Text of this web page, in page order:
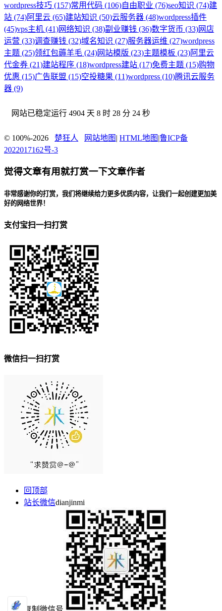
wordpress技巧 (157)常用代码 (106)自由职业 (76)seo知识 (74)建
站 (74)阿里云 (65)建站知识 (50)云服务器 (48)wordpress插件
(45)vps主机 (41)网络知识 (38)副业赚钱 (36)数字货币 (33)网店
运营 (33)调查赚钱 (32)域名知识 (27)服务器运维 (27)wordpress
主题 (25)领红包薅羊毛 (24)网站模版 (23)主题模板 (23)阿里云
代金券 (21)建站程序 (18)wordpress建站 (17)免费主题 (15)购物
优惠 (15)广告联盟 (15)空投糖果 (11)wordpress (10)腾讯云服务
器 (9)
网站已稳定运行 4904 天 8 时 28 分 24 秒
© 100%-2026 楚狂人 网站地图 | HTML地图 |鲁ICP备
2022017162号-3
觉得文章有用就打赏一下文章作者
非常感谢你的打赏，我们将继续给力更多优质内容，让我们一起创建更加美
好的网络世界！
支付宝扫一扫打赏
微信扫一扫打赏
回顶部
站长微信dianjinmi
复制微信号